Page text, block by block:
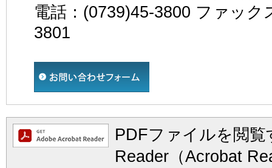
電話：(0739)45-3800 ファック
3801
PDFファイルを閲
Reader（Acrobat